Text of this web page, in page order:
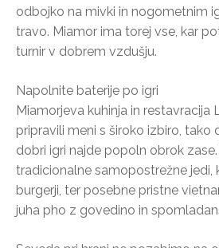
odbojko na mivki in nogometnim
travo. Miamor ima torej vse, kar
turnir v dobrem vzdušju.
Napolnite baterije po igri
Miamorjeva kuhinja in restavracija
pripravili meni s široko izbiro, tako
dobri igri najde popoln obrok
tradicionalne samopostrežne jedi,
burgerji, ter posebne pristne
juha pho z govedino in